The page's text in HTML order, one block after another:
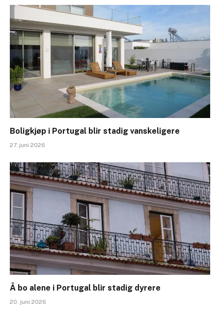
Boligkjøp i Portugal blir stadig vanskeligere
27. juni 2026
Å bo alene i Portugal blir stadig dyrere
20. juni 2026